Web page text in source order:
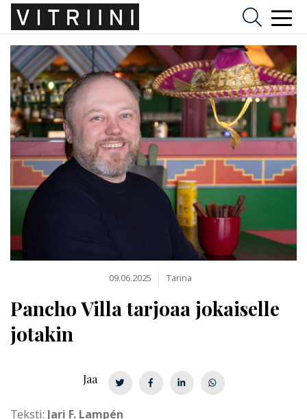
09.06.2025 Tarina
Pancho Villa tarjoaa jokaiselle
jotakin
Teksti: Jari F. Lampén
Jaa